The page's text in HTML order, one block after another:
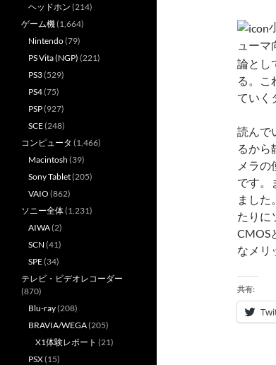
ュー
論とし
る。こ
ていく
読んで
るから
メラ
です。
ました
たりに
CMOS
なメリ
共有:
ヘッドホン (214)
ゲーム機(1,664)
Nintendo(79)
PS Vita (NGP) (221)
PS3(529)
PS4(75)
PSP(927)
SCE(248)
コンピュータ (1,466)
Macintosh (39)
Sony Tablet(205)
VAIO (862)
ソニー全体(1,231)
AIWA(2)
SCN (41)
SPE(34)
テレビ・ビデオレコーダー
(870)
Blu-ray(208)
BRAVIA/WEGA(205)
X1体験レポート (21)
PSX(15)